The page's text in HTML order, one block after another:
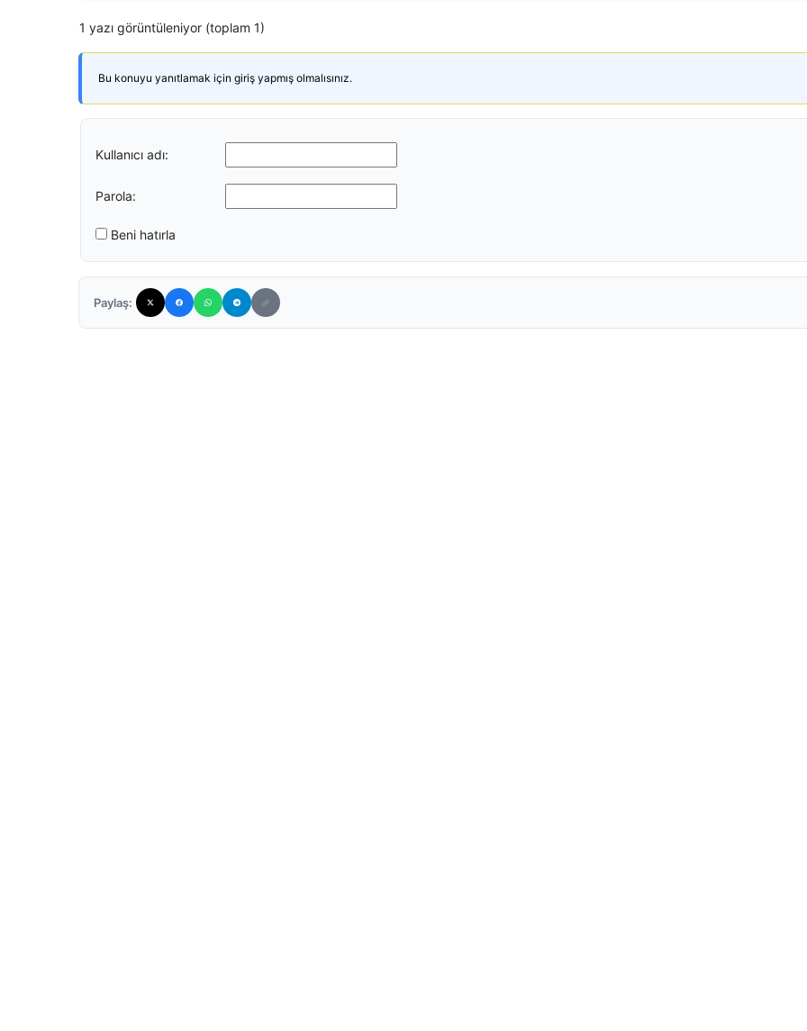
1 yazı görüntüleniyor (toplam 1)
Bu konuyu yanıtlamak için giriş yapmış olmalısınız.
Kullanıcı adı:
Parola:
Beni hatırla
Paylaş: